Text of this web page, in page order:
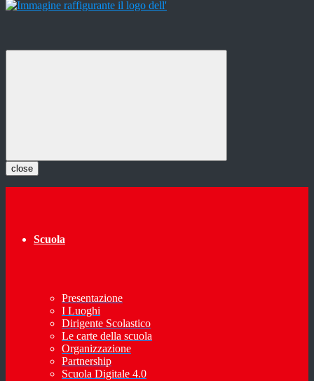
close
Scuola
Presentazione
I Luoghi
Dirigente Scolastico
Le carte della scuola
Organizzazione
Partnership
Scuola Digitale 4.0